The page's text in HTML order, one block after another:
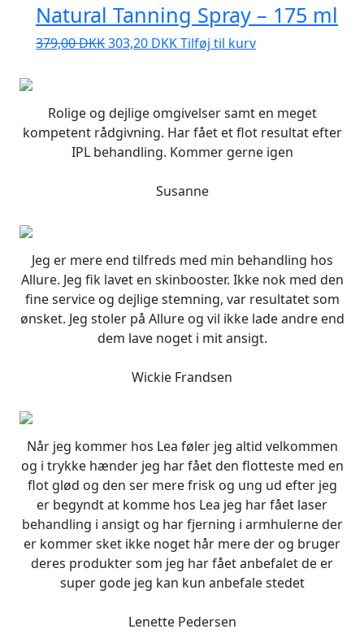
Natural Tanning Spray – 175 ml
379,00DKKDen
379,00 DKK.
303,20 DKKDen
303,20 DKK.
Tilføj til kurv
Rolige og dejlige omgivelser samt en meget
kompetent rådgivning. Har fået et flot resultat efter
IPL behandling. Kommer gerne igen
Susanne
Jeg er mere end tilfreds med min behandling hos
Allure. Jeg fik lavet en skinbooster. Ikke nok med den
fine service og dejlige stemning, var resultatet som
ønsket. Jeg stoler på Allure og vil ikke lade andre end
dem lave noget i mit ansigt.
Wickie Frandsen
Når jeg kommer hos Lea føler jeg altid velkommen
og i trykke hænder jeg har fået den flotteste med en
flot glød og den ser mere frisk og ung ud efter jeg
er begyndt at komme hos Lea jeg har fået laser
behandling i ansigt og har fjerning i armhulerne der
er kommer sket ikke noget hår mere der og bruger
deres produkter som jeg har fået anbefalet de er
super gode jeg kan kun anbefale stedet
Lenette Pedersen